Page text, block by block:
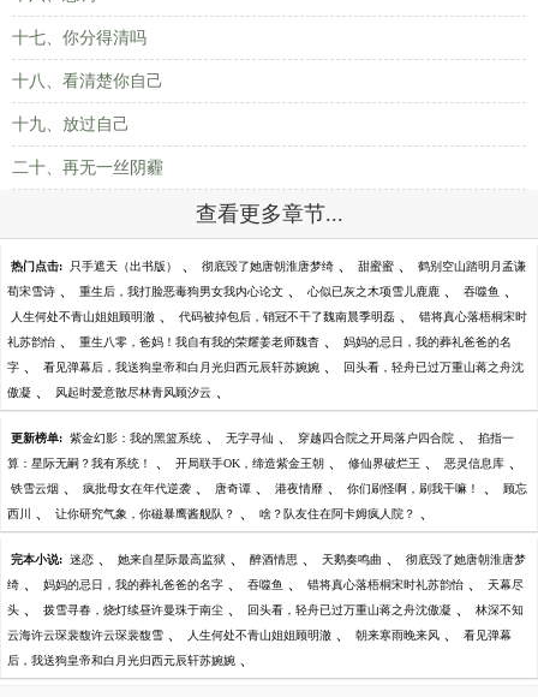
十七、你分得清吗
十八、看清楚你自己
十九、放过自己
二十、再无一丝阴霾
查看更多章节...
热门点击: 只手遮天（出书版） 、 彻底毁了她唐朝淮唐梦绮 、 甜蜜蜜 、 鹤别空山踏明月孟谦
荀宋雪诗 、 重生后，我打脸恶毒狗男女我内心论文 、 心似已灰之木项雪儿鹿鹿 、 吞噬鱼 、
人生何处不青山姐姐顾明澈 、 代码被掉包后，销冠不干了魏南晨季明磊 、 错将真心落梧桐宋时
礼苏韵怡 、 重生八零，爸妈！我自有我的荣耀姜老师魏杳 、 妈妈的忌日，我的葬礼爸爸的名
字 、 看见弹幕后，我送狗皇帝和白月光归西元辰轩苏婉婉 、 回头看，轻舟已过万重山蒋之舟沈
傲凝 、 风起时爱意散尽林青风顾汐云 、
更新榜单: 紫金幻影：我的黑篮系统 、 无字寻仙 、 穿越四合院之开局落户四合院 、 掐指一
算：星际无嗣？我有系统！ 、 开局联手OK，缔造紫金王朝 、 修仙界破烂王 、 恶灵信息库 、
铁雪云烟 、 疯批母女在年代逆袭 、 唐奇谭 、 港夜情靡 、 你们刷怪啊，刷我干嘛！ 、 顾忘
西川 、 让你研究气象，你磁暴鹰酱舰队？ 、 啥？队友住在阿卡姆疯人院？ 、
完本小说: 迷恋 、 她来自星际最高监狱 、 醉酒情思 、 天鹅奏鸣曲 、 彻底毁了她唐朝淮唐梦
绮 、 妈妈的忌日，我的葬礼爸爸的名字 、 吞噬鱼 、 错将真心落梧桐宋时礼苏韵怡 、 天幕尽
头 、 拨雪寻春，烧灯续昼许曼珠于南尘 、 回头看，轻舟已过万重山蒋之舟沈傲凝 、 林深不知
云海许云琛裴馥许云琛裴馥雪 、 人生何处不青山姐姐顾明澈 、 朝来寒雨晚来风 、 看见弹幕
后，我送狗皇帝和白月光归西元辰轩苏婉婉 、